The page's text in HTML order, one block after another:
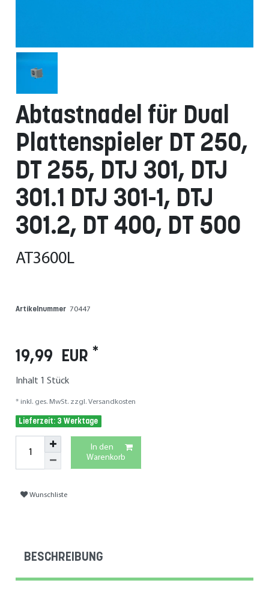
Abtastnadel für Dual
Plattenspieler DT 250,
DT 255, DTJ 301, DTJ
301.1 DTJ 301-1, DTJ
301.2, DT 400, DT 500
AT3600L
Artikelnummer70447
19,99 EUR *
Inhalt 1Stück
* inkl. ges. MwSt. zzgl. Versandkosten
Lieferzeit: 3 Werktage
In den
Warenkorb
Wunschliste
BESCHREIBUNG